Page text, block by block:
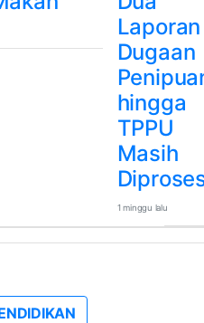
Laporan
Dugaan
hingga
TPPU
Masih
1 minggu lalu